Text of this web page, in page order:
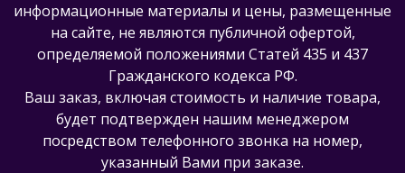
информационные материалы и цены, размещенные
на сайте, не являются публичной офертой,
определяемой положениями Статей 435 и 437
Гражданского кодекса РФ.
Ваш заказ, включая стоимость и наличие товара,
будет подтвержден нашим менеджером
посредством телефонного звонка на номер,
указанный Вами при заказе.